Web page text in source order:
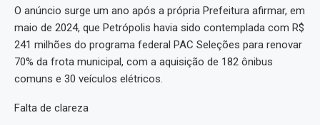
O anúncio surge um ano após a própria Prefeitura afirmar, em
maio de 2024, que Petrópolis havia sido contemplada com R$
241 milhões do programa federal PAC Seleções para renovar
70% da frota municipal, com a aquisição de 182 ônibus
comuns e 30 veículos elétricos.
Falta de clareza